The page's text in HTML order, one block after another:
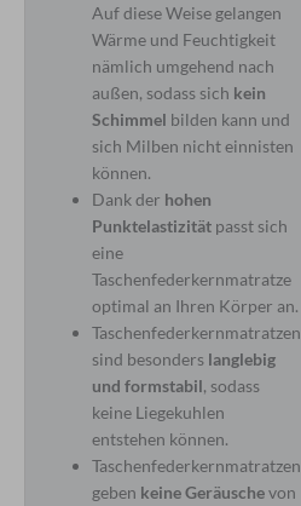
Auf diese Weise gelangen
Wärme und Feuchtigkeit
nämlich umgehend nach
außen, sodass sich kein
Schimmel bilden kann und
sich Milben nicht einnisten
können.
Dank der hohen
Punktelastizitätpasst sich
eine
Taschenfederkernmatratze
optimal an Ihren Körper an.
Taschenfederkernmatratzen
sind besonders langlebig
und formstabil, sodass
keine Liegekuhlen
entstehen können.
Taschenfederkernmatratzen
geben keine Geräuschevon